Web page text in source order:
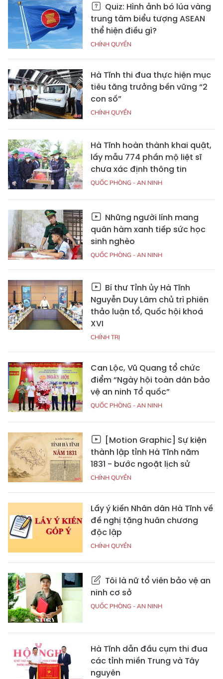
Quiz: Hình ảnh bó lúa vàng
trung tâm biểu tượng ASEAN
thể hiện điều gì?
CHÍNH QUYỀN
Hà Tĩnh thi đua thực hiện mục
tiêu tăng trưởng bền vững “2
con số”
CHÍNH QUYỀN
Hà Tĩnh hoàn thành khai quật,
lấy mẫu 774 phần mộ liệt sĩ
chưa xác định thông tin
QUỐC PHÒNG - AN NINH
Những người lính mang
quân hàm xanh tiếp sức học
sinh nghèo
QUỐC PHÒNG - AN NINH
Bí thư Tỉnh ủy Hà Tĩnh
Nguyễn Duy Lâm chủ trì phiên
thảo luận tổ, Quốc hội khoá
XVI
CHÍNH TRỊ
Can Lộc, Vũ Quang tổ chức
điểm “Ngày hội toàn dân bảo
vệ an ninh Tổ quốc”
QUỐC PHÒNG - AN NINH
[Motion Graphic] Sự kiện
thành lập tỉnh Hà Tĩnh năm
1831 - bước ngoặt lịch sử
CHÍNH QUYỀN
Lấy ý kiến Nhân dân Hà Tĩnh về
đề nghị tặng huân chương
độc lập
CHÍNH QUYỀN
Tôi là nữ tổ viên bảo vệ an
ninh cơ sở
QUỐC PHÒNG - AN NINH
Hà Tĩnh dẫn đầu cụm thi đua
các tỉnh miền Trung và Tây
nguyên